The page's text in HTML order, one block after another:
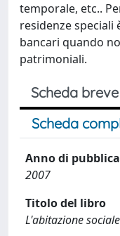
temporale, etc..
residenze speciali
bancari quando
patrimoniali.
Scheda breve
Scheda
Anno di
2007
Titolo del libro
L'abitazione